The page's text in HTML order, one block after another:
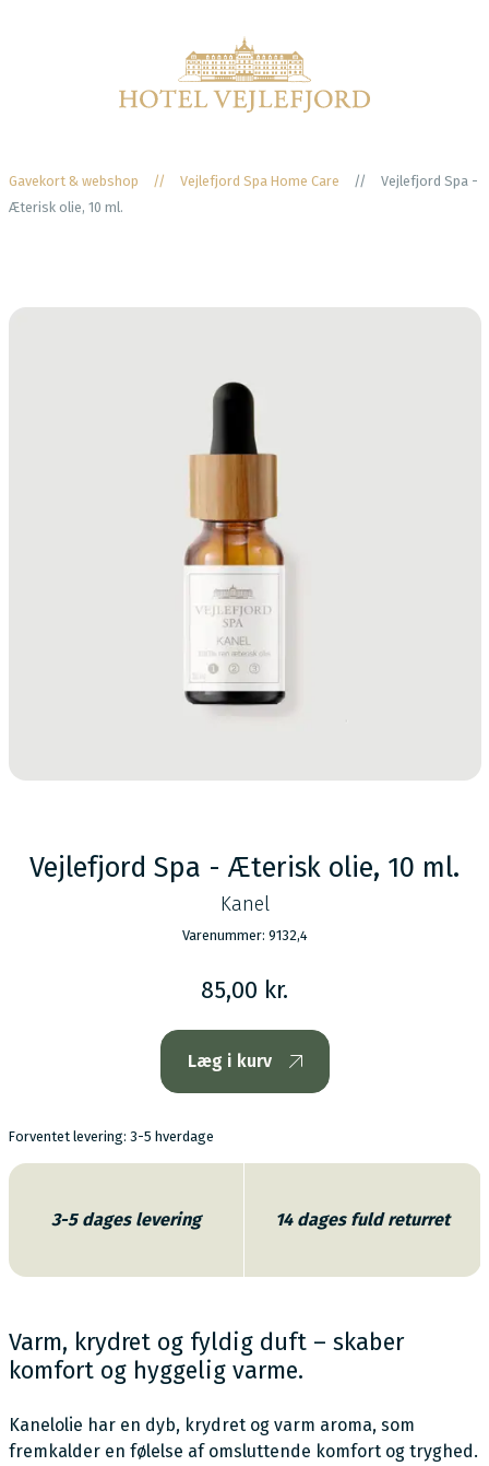
Gavekort & webshop // Vejlefjord Spa Home Care //
Vejlefjord Spa -
Æterisk olie, 10 ml.
Vejlefjord Spa - Æterisk olie, 10 ml.
Kanel
Varenummer: 9132,4
85,00 kr.
Læg i kurv
Forventet levering: 3-5 hverdage
3-5 dages levering 14 dages fuld returret
Varm, krydret og fyldig duft – skaber
komfort og hyggelig varme.
Kanelolie har en dyb, krydret og varm aroma, som
fremkalder en følelse af omsluttende komfort og tryghed.